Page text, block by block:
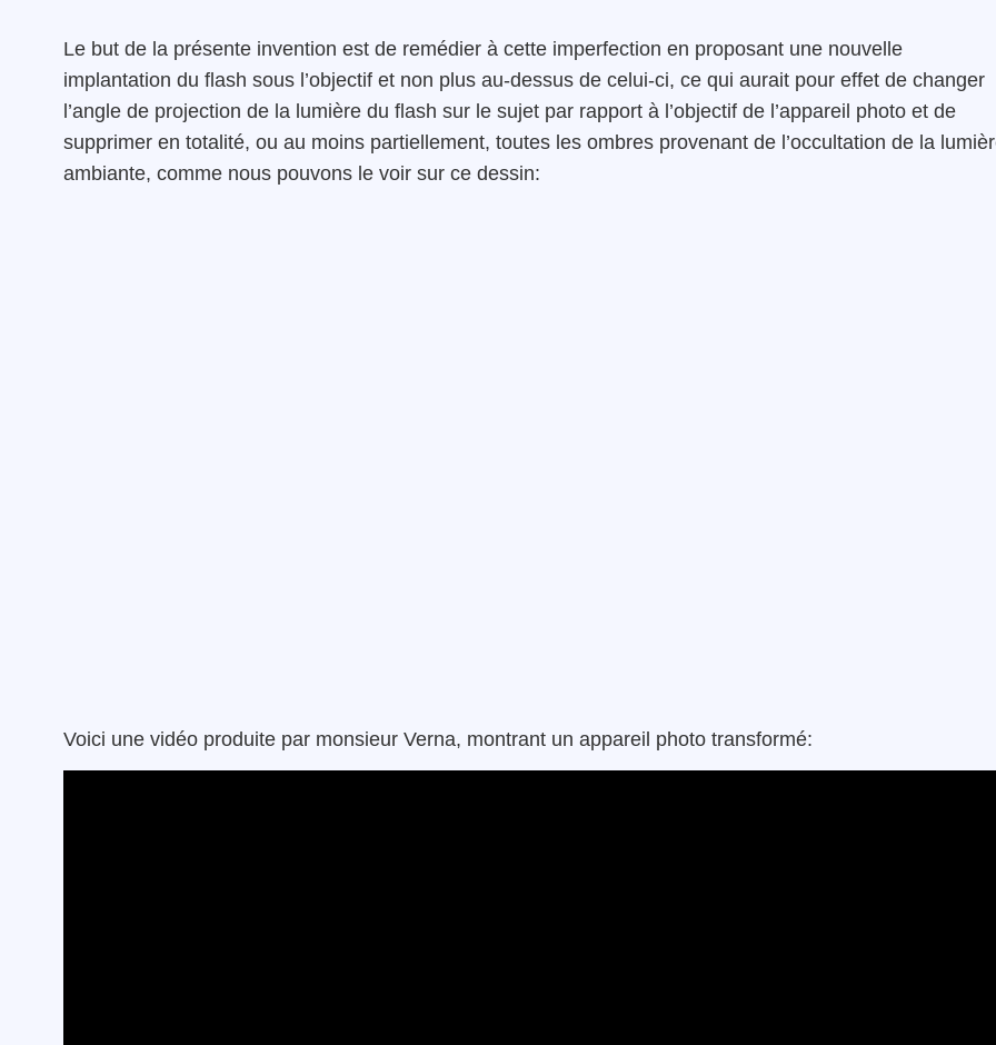
Le but de la présente invention est de remédier à cette imperfection en proposant une nouvelle
implantation du flash sous l’objectif et non plus au-dessus de celui-ci, ce qui aurait pour effet de changer
l’angle de projection de la lumière du flash sur le sujet par rapport à l’objectif de l’appareil photo et de
supprimer en totalité, ou au moins partiellement, toutes les ombres provenant de l’occultation de la
ambiante, comme nous pouvons le voir sur ce dessin:
Voici une vidéo produite par monsieur Verna, montrant un appareil photo transformé: